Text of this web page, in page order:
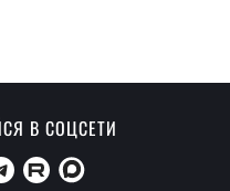
В СОЦСЕТИ